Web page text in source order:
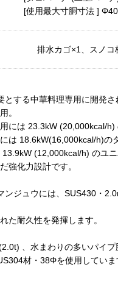
[使用最大寸胴寸法 ]
排水カゴ×1、スノコ
とする中華料理専用に開発さ
。
には 23.3kW (20,000kcal/h)
は 18.6kW(16,000kcal/h)の
13.9kW (12,000kcal/h) のユ
強化力設計です。
ンジュウには、SUS430・
た耐久性を発揮します。
、水まわりの多いパイプ
材・38Φを使用していま